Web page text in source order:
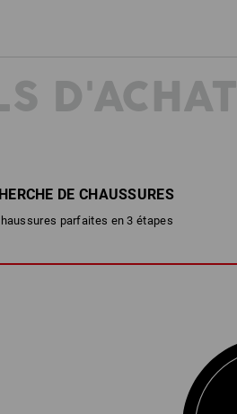
D'ACHAT
DE CHAUSSURES
parfaites en 3 étapes